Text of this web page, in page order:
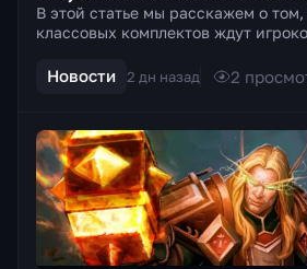
В этой статье мы расскажем о
классовых комплектов ждут
какие с...
Новости 2 дн назад 2